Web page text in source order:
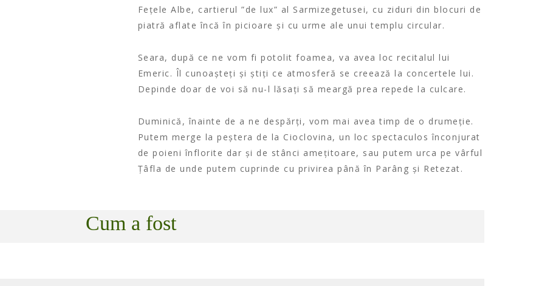
Fețele Albe, cartierul ”de lux” al Sarmizegetusei, cu ziduri din blocuri de
piatră aflate încă în picioare și cu urme ale unui templu circular.
Seara, după ce ne vom fi potolit foamea, va avea loc recitalul lui
Emeric. Îl cunoașteți și știți ce atmosferă se creează la concertele lui.
Depinde doar de voi să nu-l lăsați să meargă prea repede la culcare.
Duminică, înainte de a ne despărți, vom mai avea timp de o drumeție.
Putem merge la peștera de la Cioclovina, un loc spectaculos înconjurat
de poieni înflorite dar și de stânci amețitoare, sau putem urca pe vârful
Țâfla de unde putem cuprinde cu privirea până în Parâng și Retezat.
Cum a fost